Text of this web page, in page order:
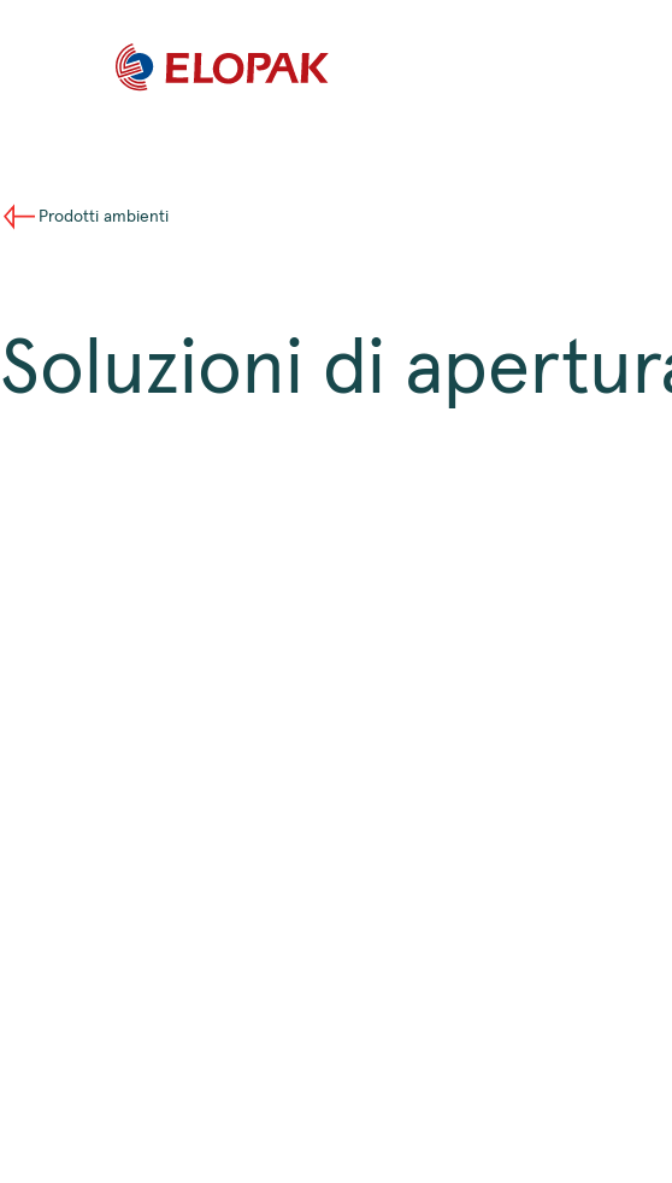
Prodotti ambienti
Soluzioni di